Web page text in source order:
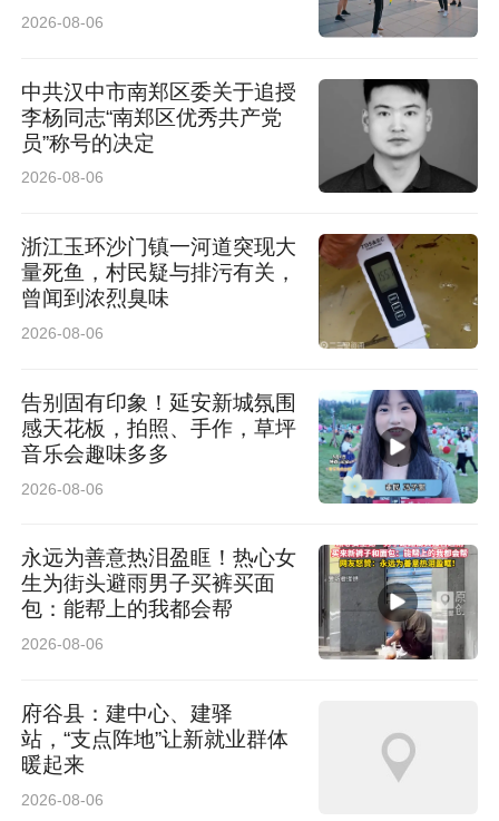
2026-08-06
中共汉中市南郑区委关于追授
李杨同志“南郑区优秀共产党
员”称号的决定
2026-08-06
浙江玉环沙门镇一河道突现大
量死鱼，村民疑与排污有关，
曾闻到浓烈臭味
2026-08-06
告别固有印象！延安新城氛围
感天花板，拍照、手作，草坪
音乐会趣味多多
2026-08-06
永远为善意热泪盈眶！热心女
生为街头避雨男子买裤买面
包：能帮上的我都会帮
2026-08-06
府谷县：建中心、建驿
站，“支点阵地”让新就业群体
暖起来
2026-08-06